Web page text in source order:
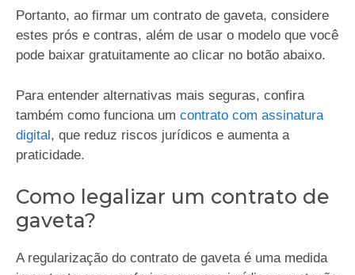
Portanto, ao firmar um contrato de gaveta, considere
estes prós e contras, além de usar o modelo que você
pode baixar gratuitamente ao clicar no botão abaixo.
Para entender alternativas mais seguras, confira
também como funciona um contrato com assinatura
digital, que reduz riscos jurídicos e aumenta a
praticidade.
Como legalizar um contrato de
gaveta?
A regularização do contrato de gaveta é uma medida